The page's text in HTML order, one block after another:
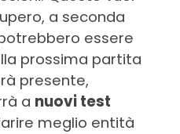
a seconda
essere
prossima partita
presente,
a nuovi test
meglio entità